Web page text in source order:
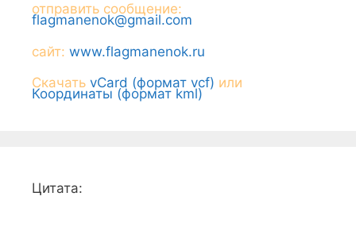
отправить сообщение:
flagmanenok@gmail.com
сайт: www.flagmanenok.ru
Скачать vCard (формат vcf) или
Координаты (формат kml)
Цитата: